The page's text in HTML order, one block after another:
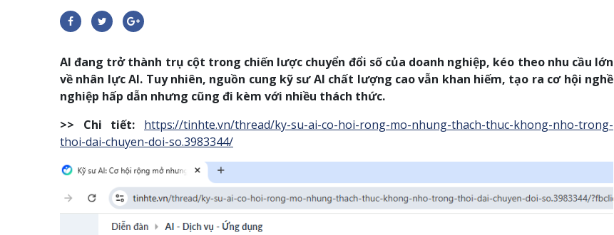
AI đang trở thành trụ cột trong chiến lược chuyển đổi số của doanh nghiệp, kéo theo nhu cầu lớn
về nhân lực AI. Tuy nhiên, nguồn cung kỹ sư AI chất lượng cao vẫn khan hiếm, tạo ra cơ hội nghề
nghiệp hấp dẫn nhưng cũng đi kèm với nhiều thách thức.
>> Chi tiết:
https://tinhte.vn/thread/ky-su-ai-co-hoi-rong-mo-nhung-thach-thuc-khong-nho-trong-
thoi-dai-chuyen-doi-so.3983344/